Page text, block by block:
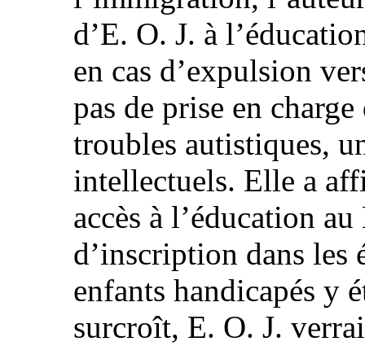
d’E. O. J. à
en cas d’expulsion
pas de prise en
troubles autistiques,
intellectuels. Elle a
accès à l’éducation
d’inscription dans les
enfants handicapés y
surcroît, E. O. J.